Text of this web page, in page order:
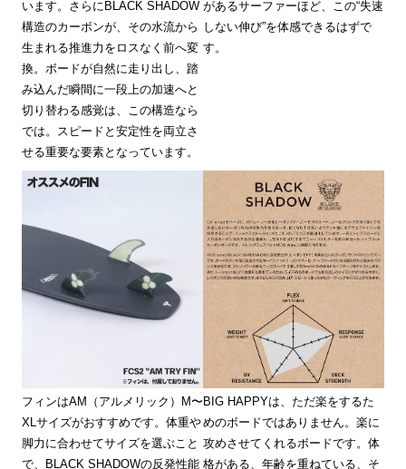
います。さらにBLACK SHADOW
構造のカーボンが、その水流から
生まれる推進力をロスなく前へ変
換。ボードが自然に走り出し、踏
み込んだ瞬間に一段上の加速へと
切り替わる感覚は、この構造なら
では。スピードと安定性を両立さ
せる重要な要素となっています。
があるサーファーほど、この“失速
しない伸び”を体感できるはずで
す。
フィンはAM（アルメリック）M〜
XLサイズがおすすめです。体重や
脚力に合わせてサイズを選ぶこと
で、BLACK SHADOWの反発性能
BIG HAPPYは、ただ楽をするた
めのボードではありません。楽に
攻めさせてくれるボードです。体
格がある、年齢を重ねている、そ